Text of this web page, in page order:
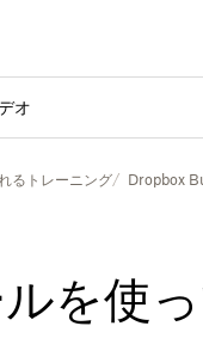
オ
るトレーニング Dropbox
を使